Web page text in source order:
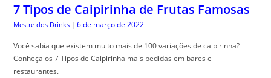
7 Tipos de Caipirinha de Frutas Famosas
Mestre dos Drinks | 6 de março de 2022
Você sabia que existem muito mais de 100 variações de caipirinha?
Conheça os 7 Tipos de Caipirinha mais pedidas em bares e
restaurantes.